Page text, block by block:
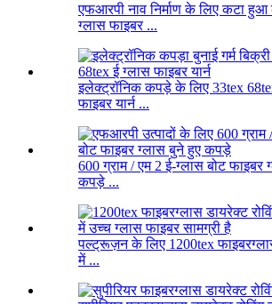
एफआरपी नाव निर्माण के लिए कटा हुआ
ग्लास फाइबर ...
इलेक्ट्रॉनिक कपड़े के लिए 33tex
फाइबर यार्न ...
600 ग्राम / एम 2 ई-ग्लास बोट फाइबर
कपड़े ...
पल्ट्रूज़न के लिए 1200tex
में ...